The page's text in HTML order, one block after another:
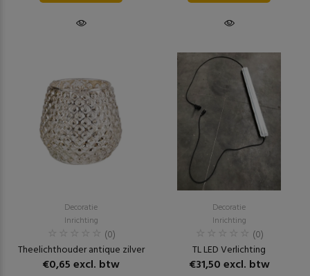
Decoratie
Inrichting
(0)
Theelichthouder antique zilver
€0,65 excl. btw
Decoratie
Inrichting
(0)
TL LED Verlichting
€31,50 excl. btw